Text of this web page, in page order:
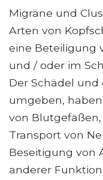
Migräne und
Arten von
eine Beteiligung
und / oder im
Der Schädel und
umgeben,
von
Transport von
Beseitigung von
anderer